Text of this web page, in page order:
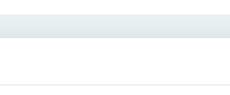
i et lite internasjonalt